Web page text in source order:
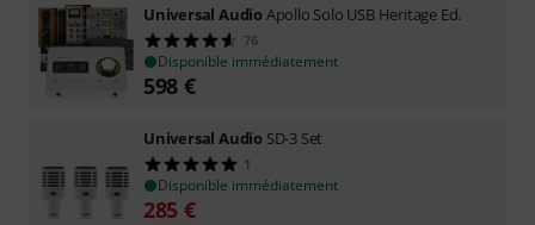
Universal AudioApollo Solo USB Heritage Ed.
76
Disponible immédiatement
598 €
Universal Audio SD-3 Set
1
Disponible immédiatement
285 €